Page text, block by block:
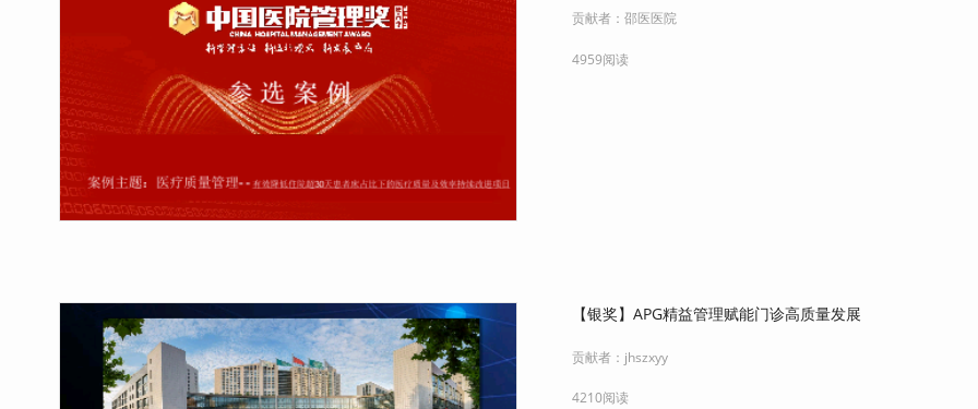
贡献者：邵医医院
4959阅读
【银奖】APG精益管理赋能门诊高质量发展
贡献者： jhszxyy
4210阅读